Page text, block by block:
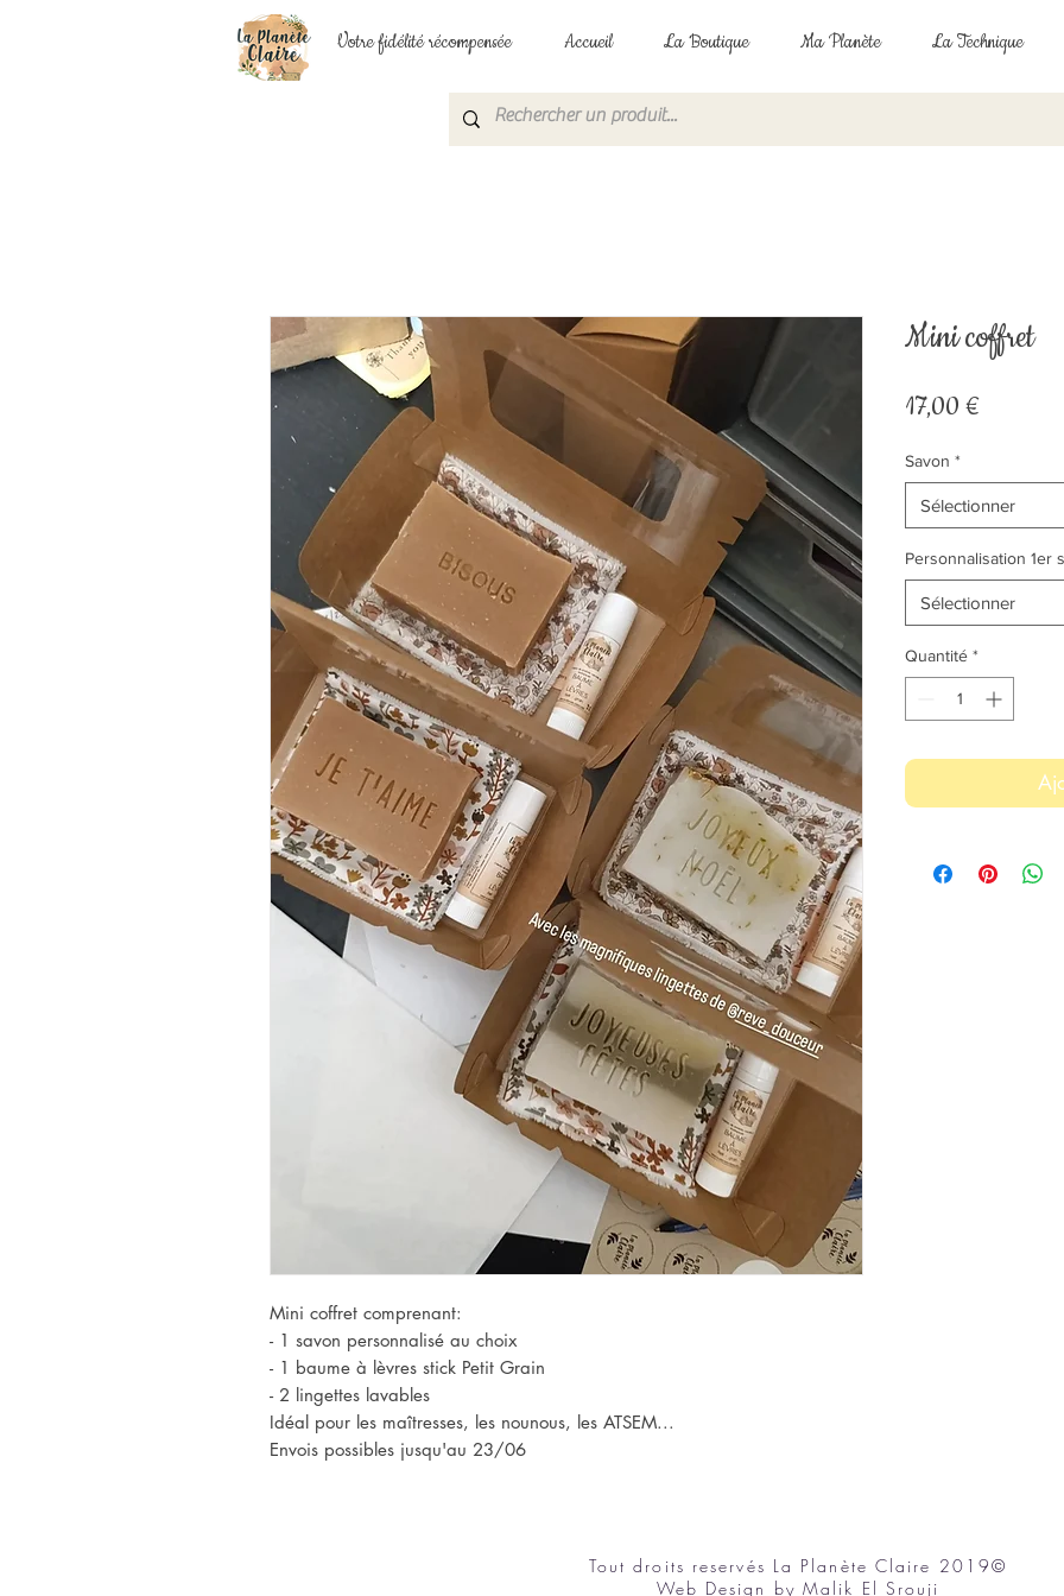
Votre fidélité récompensée Accueil La Boutique Ma Planète La Technique
Mini coffret comprenant:
- 1 savon personnalisé au choix
- 1 baume à lèvres stick Petit Grain
- 2 lingettes lavables
Idéal pour les maîtresses, les nounous, les ATSEM...
Envois possibles jusqu'au 23/06
Mini coffret
17,00 €Prix
Savon *
Sélectionner
Personnalisation 1er
Sélectionner
Quantité *
Tout droits reservés La Planète Claire 2019©
Web Design by Malik El Srouji